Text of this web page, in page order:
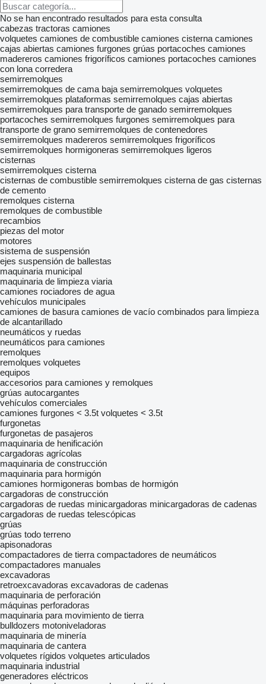
No se han encontrado resultados para esta consulta
cabezas tractoras camiones
volquetes camiones de combustible camiones cisterna camiones
cajas abiertas camiones furgones grúas portacoches camiones
madereros camiones frigoríficos camiones portacoches camiones
con lona corredera
semirremolques
semirremolques de cama baja semirremolques volquetes
semirremolques plataformas semirremolques cajas abiertas
semirremolques para transporte de ganado semirremolques
portacoches semirremolques furgones semirremolques para
transporte de grano semirremolques de contenedores
semirremolques madereros semirremolques frigoríficos
semirremolques hormigoneras semirremolques ligeros
cisternas
semirremolques cisterna
cisternas de combustible semirremolques cisterna de gas cisternas
de cemento
remolques cisterna
remolques de combustible
recambios
piezas del motor
motores
sistema de suspensión
ejes suspensión de ballestas
maquinaria municipal
maquinaria de limpieza viaria
camiones rociadores de agua
vehículos municipales
camiones de basura camiones de vacío combinados para limpieza
de alcantarillado
neumáticos y ruedas
neumáticos para camiones
remolques
remolques volquetes
equipos
accesorios para camiones y remolques
grúas autocargantes
vehículos comerciales
camiones furgones < 3.5t volquetes < 3.5t
furgonetas
furgonetas de pasajeros
maquinaria de henificación
cargadoras agrícolas
maquinaria de construcción
maquinaria para hormigón
camiones hormigoneras bombas de hormigón
cargadoras de construcción
cargadoras de ruedas minicargadoras minicargadoras de cadenas
cargadoras de ruedas telescópicas
grúas
grúas todo terreno
apisonadoras
compactadores de tierra compactadores de neumáticos
compactadores manuales
excavadoras
retroexcavadoras excavadoras de cadenas
maquinaria de perforación
máquinas perforadoras
maquinaria para movimiento de tierra
bulldozers motoniveladoras
maquinaria de minería
maquinaria de cantera
volquetes rígidos volquetes articulados
maquinaria industrial
generadores eléctricos